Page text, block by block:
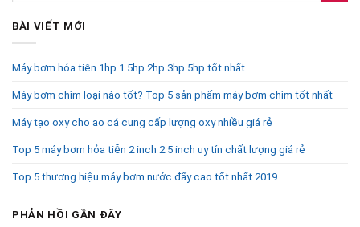
BÀI VIẾT MỚI
Máy bơm hỏa tiễn 1hp 1.5hp 2hp 3hp 5hp tốt nhất
Máy bơm chìm loại nào tốt? Top 5 sản phẩm máy bơm chìm tốt nhất
Máy tạo oxy cho ao cá cung cấp lượng oxy nhiều giá rẻ
Top 5 máy bơm hỏa tiễn 2 inch 2.5 inch uy tín chất lượng giá rẻ
Top 5 thương hiệu máy bơm nước đẩy cao tốt nhất 2019
PHẢN HỒI GẦN ĐÂY